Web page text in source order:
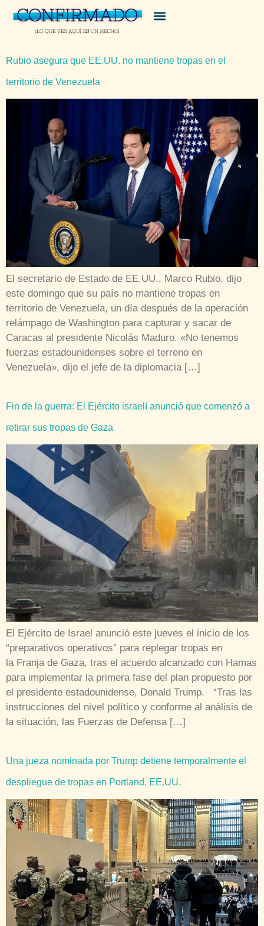
Rubio asegura que EE.UU. no mantiene tropas en el
territorio de Venezuela
El secretario de Estado de EE.UU., Marco Rubio, dijo
este domingo que su país no mantiene tropas en
territorio de Venezuela, un día después de la operación
relámpago de Washington para capturar y sacar de
Caracas al presidente Nicolás Maduro. «No tenemos
fuerzas estadounidenses sobre el terreno en
Venezuela», dijo el jefe de la diplomacia […]
Fin de la guerra: El Ejército israelí anunció que comenzó a
retirar sus tropas de Gaza
El Ejército de Israel anunció este jueves el inicio de los
“preparativos operativos” para replegar tropas en
la Franja de Gaza, tras el acuerdo alcanzado con Hamas
para implementar la primera fase del plan propuesto por
el presidente estadounidense, Donald Trump. “Tras las
instrucciones del nivel político y conforme al análisis de
la situación, las Fuerzas de Defensa […]
Una jueza nominada por Trump detiene temporalmente el
despliegue de tropas en Portland, EE.UU.